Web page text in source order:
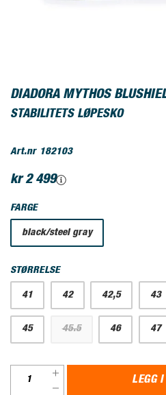
DIADORA MYTHOS
STABILITETS LØPESKO
Art.nr 182103
kr 2 499
FARGE
black/steel gray
STØRRELSE
41 42 42,5 43
45 45.5 46 47
LEGG